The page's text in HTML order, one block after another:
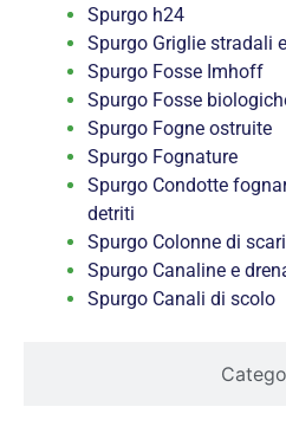
Spurgo h24
Spurgo Griglie stradali
Spurgo Fosse Imhoff
Spurgo Fosse
Spurgo Fogne ostruite
Spurgo Fognature
Spurgo Condotte
detriti
Spurgo Colonne di
Spurgo Canaline e
Spurgo Canali di scolo